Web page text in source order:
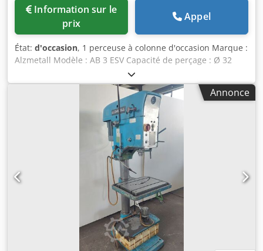
machine (environ) : 0,9 x 0,6 x 1,9 m (L x l x H)
prix
Appel
État: d'occasion, 1 perceuse à colonne d'occasion Marque :
Alzmetall Modèle : AB 3 ESV Capacité de perçage : Ø 32
mm 3 avances automatiques Dwjdoyqr Dhopfx Aldoa Cône
de broche : MK 3 Distance nez de broche – table : 545 mm
Déport : 290 mm Course de la broche : 160 mm Diamètre
de la colonne : Ø 220 mm Dimensions : 1150 x 650 x 2000
Annonce